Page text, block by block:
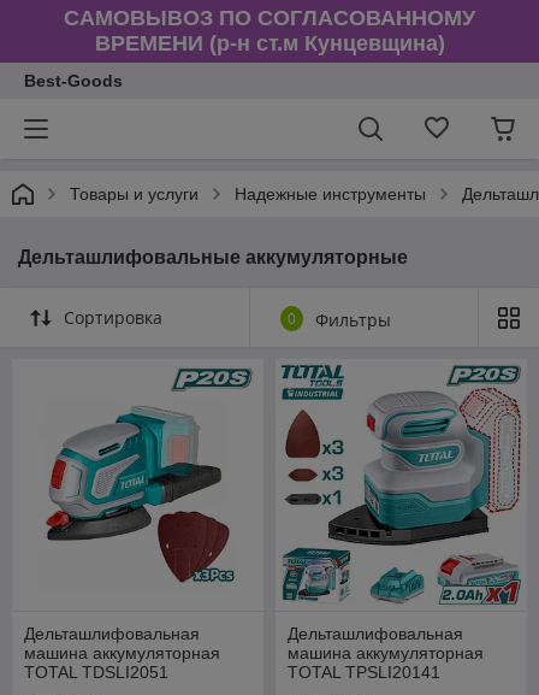
САМОВЫВОЗ ПО СОГЛАСОВАННОМУ
ВРЕМЕНИ (р-н ст.м Кунцевщина)
Best-Goods
Товары и услуги Надежные инструменты
Дельташлифовальные аккумуляторные
Сортировка 0 Фильтры
Дельташлифовальная
машина аккумуляторная
TOTAL TDSLI2051
Дельташлифовальная
машина аккумуляторная
TOTAL TPSLI20141